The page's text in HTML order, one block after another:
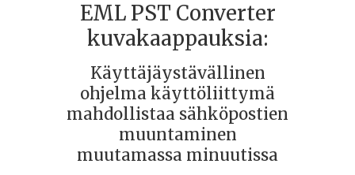
EML PST Converter
kuvakaappauksia:
Käyttäjäystävällinen
ohjelma käyttöliittymä
mahdollistaa sähköpostien
muuntaminen
muutamassa minuutissa